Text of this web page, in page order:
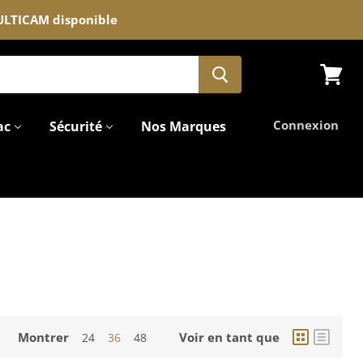
disponible
panier
Sécurité Nos Marques Connexion
Montrer 24 36 48 Voir en tant que